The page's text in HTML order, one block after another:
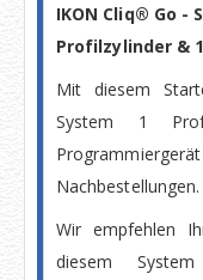
IKON Cliq® Go
Profilzylinder &
Mit diesem
System 1
Nachbestellungen.
Wir empfehlen
diesem